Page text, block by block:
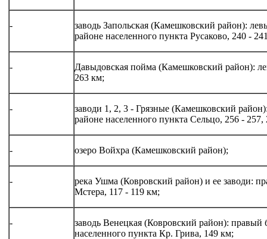
-
заводь Запольская (Камешковский район):
районе населенного пункта Русаково, 240 -
-
Давыдовская пойма (Камешковский район):
263 км;
-
заводи 1, 2, 3 - Грязные (Камешковский
районе населенного пункта Сельцо, 256 - 257,
- озеро Войхра (Камешковский район);
-
река Ушма (Ковровский район) и ее заводи:
Мстера, 117 - 119 км;
-
заводь Венецкая (Ковровский район): правый
населенного пункта Кр. Грива, 149 км;